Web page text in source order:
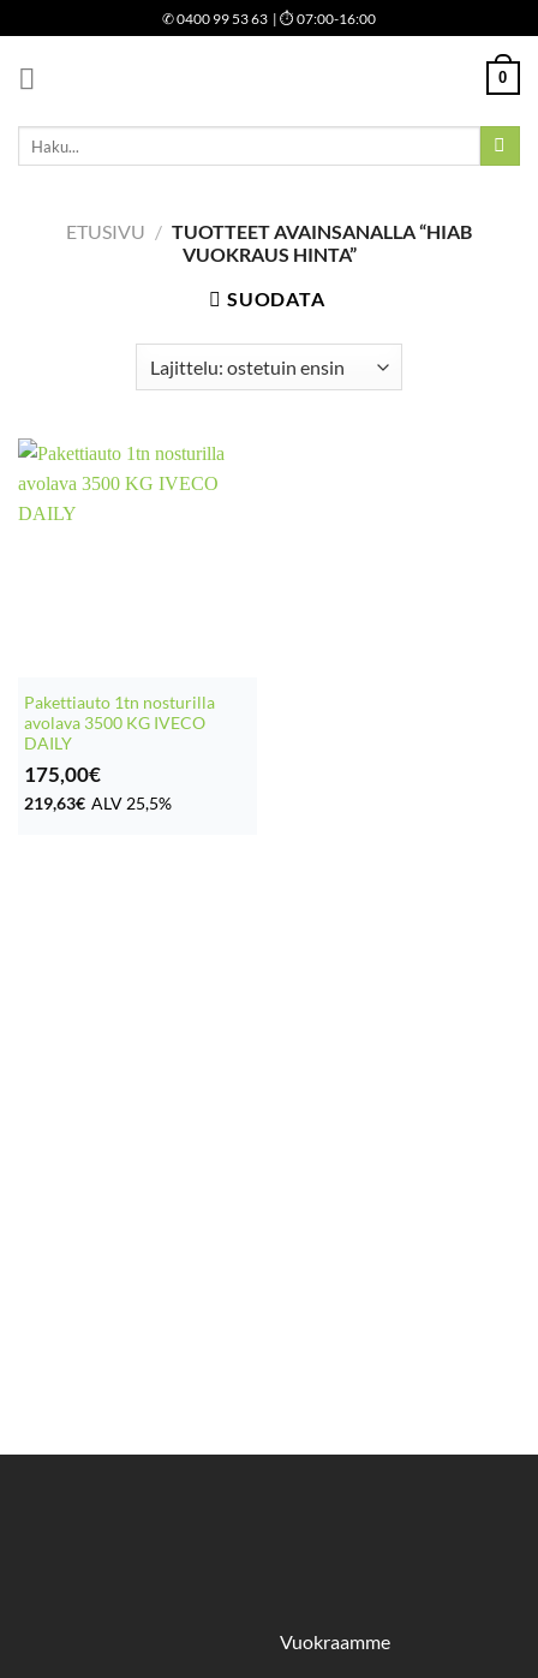
to
content
✆0400 99 53 63 | ⏱ 07:00-16:00
0
Etsi:
ETUSIVU / TUOTTEET AVAINSANALLA “HIAB
VUOKRAUS HINTA”
SUODATA
Pakettiauto 1tn nosturilla
avolava 3500 KG IVECO
DAILY
175,00€
219,63€ ALV 25,5%
Vuokraamme